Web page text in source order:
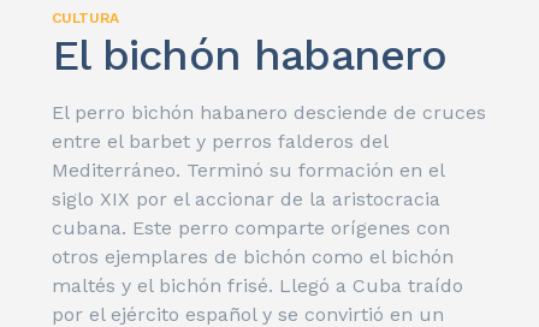
CULTURA
El bichón habanero
El perro bichón habanero desciende de cruces
entre el barbet y perros falderos del
Mediterráneo. Terminó su formación en el
siglo XIX por el accionar de la aristocracia
cubana. Este perro comparte orígenes con
otros ejemplares de bichón como el bichón
maltés y el bichón frisé. Llegó a Cuba traído
por el ejército español y se convirtió en un